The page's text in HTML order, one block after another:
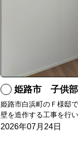
姫路市 子供部屋
姫路市白浜町のＦ様邸
壁を造作する工事を行い
2026年07月24日